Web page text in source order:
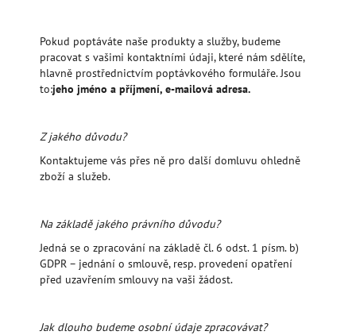
Pokud poptáváte naše produkty a služby, budeme
pracovat s vašimi kontaktními údaji, které nám sdělíte,
hlavně prostřednictvím poptávkového formuláře. Jsou
to:jeho jméno a příjmení, e-mailová adresa.
Z jakého důvodu?
Kontaktujeme vás přes ně pro další domluvu ohledně
zboží a služeb.
Na základě jakého právního důvodu?
Jedná se o zpracování na základě čl. 6 odst. 1 písm. b)
GDPR – jednání o smlouvě, resp. provedení opatření
před uzavřením smlouvy na vaši žádost.
Jak dlouho budeme osobní údaje zpracovávat?